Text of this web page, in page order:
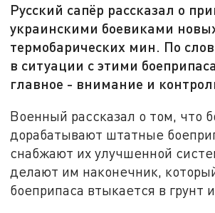
Русский сапёр рассказал о
украинскими боевиками
термобарических мин. По
в ситуации с этими
главное - внимание и
Военный рассказал о том, что
дорабатывают штатные
снабжают их улучшенной
делают им наконечник,
боеприпаса втыкается в грунт